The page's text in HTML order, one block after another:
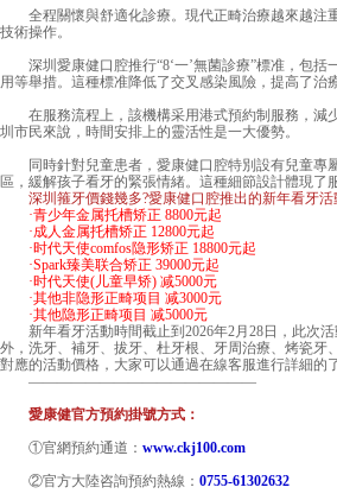
全程關懷與舒適化診療。現代正畸治療越來越注
技術操作。
深圳愛康健口腔推行“8‘一’無菌診療”標准，包括
用等舉措。這種標准降低了交叉感染風險，提高了治
在服務流程上，該機構采用港式預約制服務，減
圳市民來說，時間安排上的靈活性是一大優勢。
同時針對兒童患者，愛康健口腔特別設有兒童專
區，緩解孩子看牙的緊張情緒。這種細節設計體現了
深圳箍牙價錢幾多?愛康健口腔推出的新年看牙活
·青少年金属托槽矫正 8800元起
·成人金属托槽矫正 12800元起
·时代天使comfos隐形矫正 18800元起
·Spark臻美联合矫正 39000元起
·时代天使(儿童早矫) 减5000元
·其他非隐形正畸项目 减3000元
·其他隐形正畸项目 减5000元
新年看牙活動時間截止到2026年2月28日，此次活
外，洗牙、補牙、拔牙、杜牙根、牙周治療、烤瓷牙
對應的活動價格，大家可以通過在線客服進行詳細的了
————————————————
愛康健官方預約掛號方式：
①官網預約通道： www.ckj100.com
②官方大陸咨詢預約熱線： 0755-61302632